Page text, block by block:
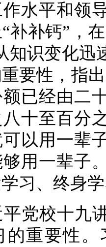
水平和领
补补钙”，
知识变化迅
要性，指
已经由二
十至百分
以用一辈
用一辈子
习、终身
校十九讲
的重要性